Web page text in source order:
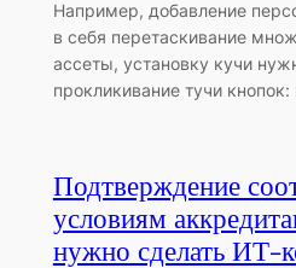
Например, добавление
в себя перетаскивание
ассеты, установку кучи
прокликивание тучи
Подтверждение
условиям
нужно сделать ИТ-